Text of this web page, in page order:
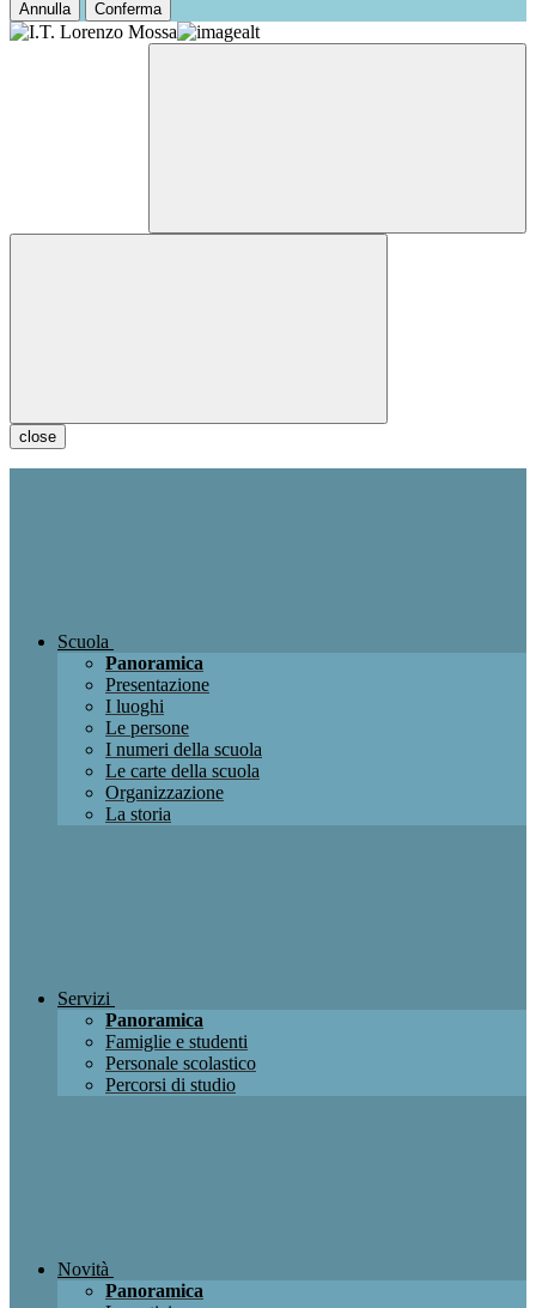
Annulla Conferma
close
Scuola
Panoramica
Presentazione
I luoghi
Le persone
I numeri della scuola
Le carte della scuola
Organizzazione
La storia
Servizi
Panoramica
Famiglie e studenti
Personale scolastico
Percorsi di studio
Novità
Panoramica